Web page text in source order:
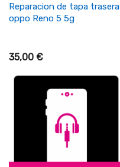
Reparacion de tapa trasera
oppo Reno 5 5g
35,00 €